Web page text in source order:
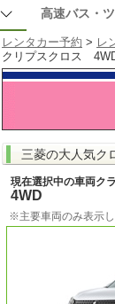
高速バス・
レンタカー予約 > レ
クリプスクロス
三菱の大人気ク
現在選択中の車両ク
4WD
※主要車両のみ表示し